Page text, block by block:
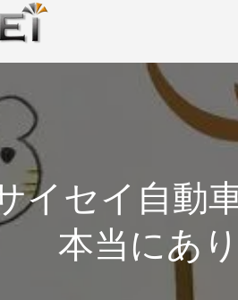
イセイ自動
本当にあ